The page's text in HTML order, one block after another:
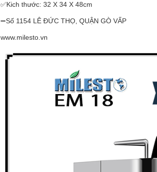
✅Kich thước: 32 X 34 X 48cm
➖Số 1154 LÊ ĐỨC THỌ, QUẬN GÒ VẤP
www.milesto.vn